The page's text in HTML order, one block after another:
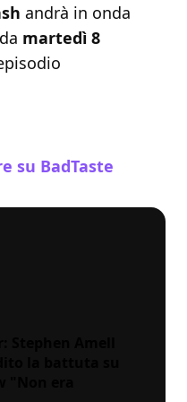
andrà in onda
martedì 8
su BadTaste
Stephen Amell
la battuta su